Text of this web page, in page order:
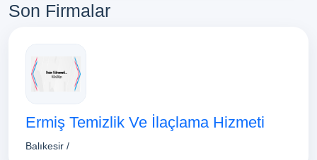
Son Firmalar
Ermiş Temizlik Ve İlaçlama Hizmeti
Balıkesir /